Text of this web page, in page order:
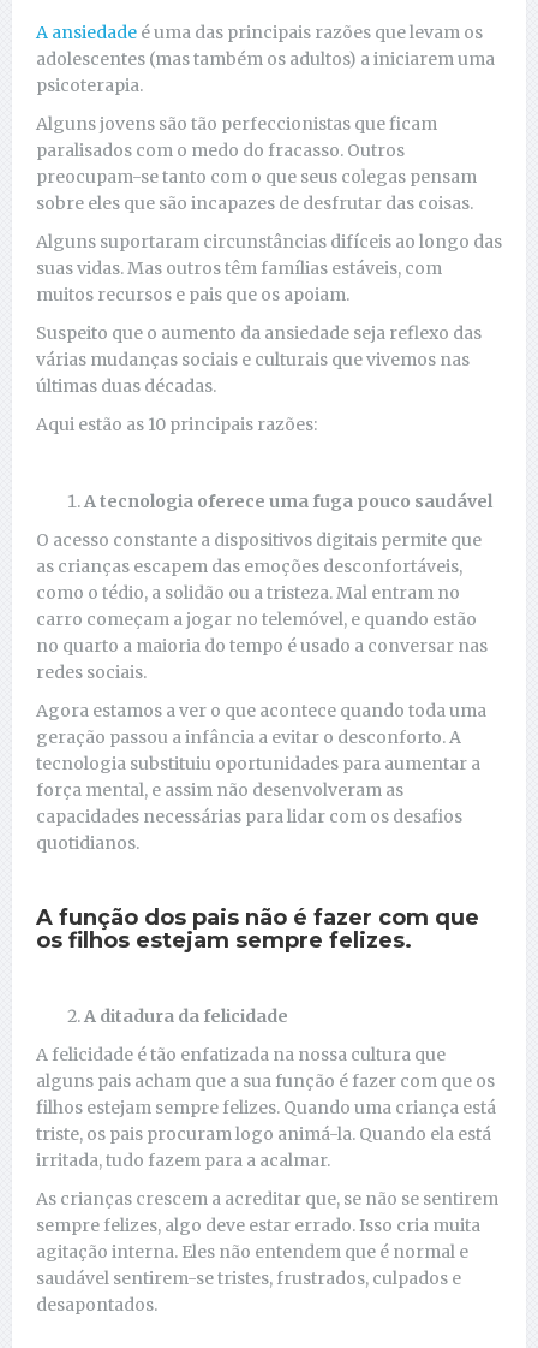
A ansiedade é uma das principais razões que levam os
adolescentes (mas também os adultos) a iniciarem uma
psicoterapia.
Alguns jovens são tão perfeccionistas que ficam
paralisados com o medo do fracasso. Outros
preocupam-se tanto com o que seus colegas pensam
sobre eles que são incapazes de desfrutar das coisas.
Alguns suportaram circunstâncias difíceis ao longo das
suas vidas. Mas outros têm famílias estáveis, com
muitos recursos e pais que os apoiam.
Suspeito que o aumento da ansiedade seja reflexo das
várias mudanças sociais e culturais que vivemos nas
últimas duas décadas.
Aqui estão as 10 principais razões:
A tecnologia oferece uma fuga pouco saudável
O acesso constante a dispositivos digitais permite que
as crianças escapem das emoções desconfortáveis,
como o tédio, a solidão ou a tristeza. Mal entram no
carro começam a jogar no telemóvel, e quando estão
no quarto a maioria do tempo é usado a conversar nas
redes sociais.
Agora estamos a ver o que acontece quando toda uma
geração passou a infância a evitar o desconforto. A
tecnologia substituiu oportunidades para aumentar a
força mental, e assim não desenvolveram as
capacidades necessárias para lidar com os desafios
quotidianos.
A função dos pais não é fazer com que
os filhos estejam sempre felizes.
A ditadura da felicidade
A felicidade é tão enfatizada na nossa cultura que
alguns pais acham que a sua função é fazer com que os
filhos estejam sempre felizes. Quando uma criança está
triste, os pais procuram logo animá-la. Quando ela está
irritada, tudo fazem para a acalmar.
As crianças crescem a acreditar que, se não se sentirem
sempre felizes, algo deve estar errado. Isso cria muita
agitação interna. Eles não entendem que é normal e
saudável sentirem-se tristes, frustrados, culpados e
desapontados.